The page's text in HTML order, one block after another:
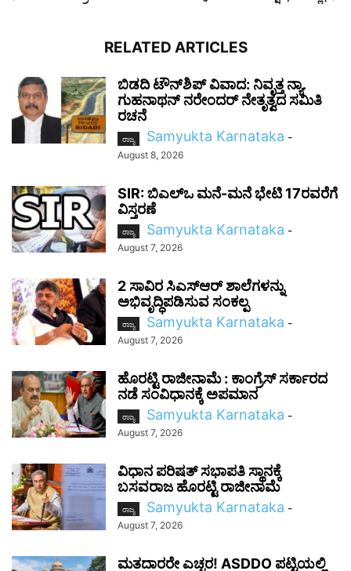
RELATED ARTICLES
ಬಿಡದಿ ಟೌನ್‌ಶಿಪ್ ವಿವಾದ: ನಿವೃತ್ತ ನ್ಯಾ.
ಗುಹನಾಥನ್ ನರೇಂದರ್ ನೇತೃತ್ವದ ಸಮಿತಿ
ರಚನೆ
ರಾಜ್ಯ Samyukta Karnataka -
August 8, 2026
SIR: ಬಿಎಲ್ಒ ಮನೆ-ಮನೆ ಭೇಟಿ 17ರವರೆಗೆ
ವಿಸ್ತರಣೆ
ರಾಜ್ಯ Samyukta Karnataka -
August 7, 2026
2 ಸಾವಿರ ಸಿಎಸ್‌ಆರ್ ಶಾಲೆಗಳನ್ನು
ಅಭಿವೃದ್ಧಿಪಡಿಸುವ ಸಂಕಲ್ಪ
ರಾಜ್ಯ Samyukta Karnataka -
August 7, 2026
ಹೊರಟ್ಟಿ ರಾಜೀನಾಮೆ : ಕಾಂಗ್ರೆಸ್ ಸರ್ಕಾರದ
ನಡೆ ಸಂವಿಧಾನಕ್ಕೆ ಅಪಮಾನ
ರಾಜ್ಯ Samyukta Karnataka -
August 7, 2026
ವಿಧಾನ ಪರಿಷತ್ ಸಭಾಪತಿ ಸ್ಥಾನಕ್ಕೆ
ಬಸವರಾಜ ಹೊರಟ್ಟಿ ರಾಜೀನಾಮೆ
ರಾಜ್ಯ Samyukta Karnataka -
August 7, 2026
ಮತದಾರರೇ ಎಚ್ಚರ! ASDDO ಪಟ್ಟಿಯಲ್ಲಿ